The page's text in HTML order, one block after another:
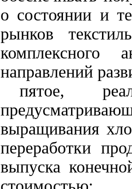
о состоянии и
рынков
комплексного
направлений
пятое,
выращивания
переработки
выпуска